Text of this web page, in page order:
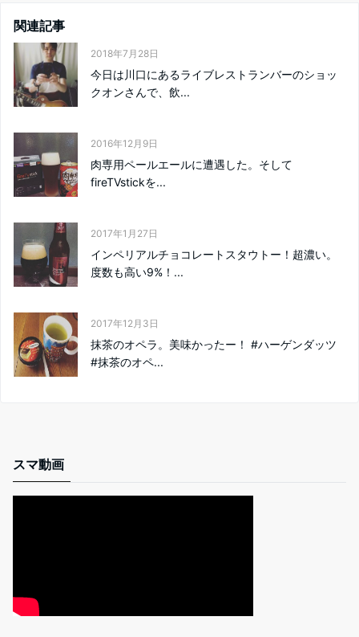
関連記事
2018年7月28日
今日は川口にあるライブレストランバーのショッ
クオンさんで、飲...
2016年12月9日
肉専用ペールエールに遭遇した。そして
fireTVstickを...
2017年1月27日
インペリアルチョコレートスタウトー！超濃い。
度数も高い9%！...
2017年12月3日
抹茶のオペラ。美味かったー！ #ハーゲンダッツ
#抹茶のオペ...
スマ動画